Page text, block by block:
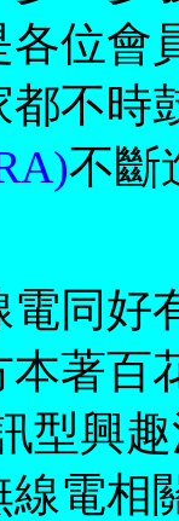
各位
不時
不斷
同好
著百
型興
電相